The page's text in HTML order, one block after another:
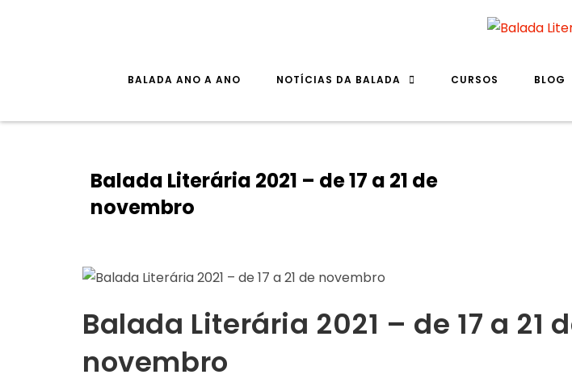
BALADA ANO A ANO NOTÍCIAS DA BALADA CURSOS BLOG
Balada Literária 2021 – de 17 a 21 de
novembro
Balada Literária 2021 – de 17 a 21
novembro